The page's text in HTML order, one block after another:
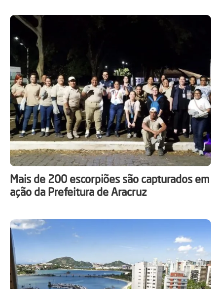
Mais de 200 escorpiões são capturados em
ação da Prefeitura de Aracruz